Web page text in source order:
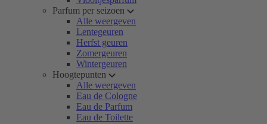
Parfum per seizoen
Alle weergeven
Lentegeuren
Herfst geuren
Zomergeuren
Wintergeuren
Hoogtepunten
Alle weergeven
Eau de Cologne
Eau de Parfum
Eau de Toilette